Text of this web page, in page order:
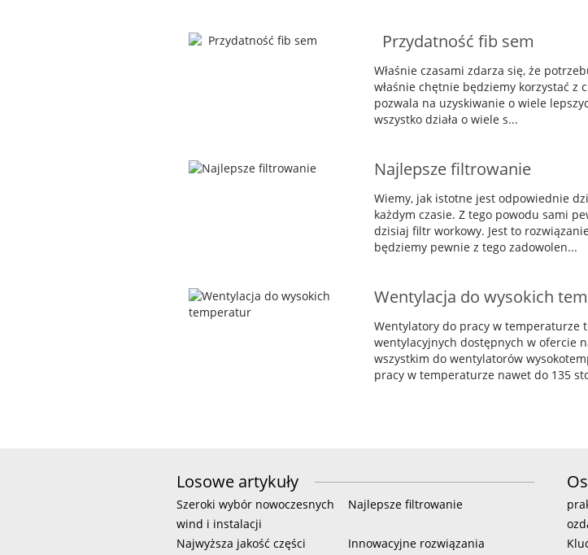
Przydatność fib sem
Właśnie czasami zdarza się, że
właśnie chętnie będziemy korzystać z
pozwala na uzyskiwanie o wiele
wszystko działa o wiele s...
Najlepsze filtrowanie
Wiemy, jak istotne jest odpowiednie
każdym czasie. Z tego powodu sami
dzisiaj filtr workowy. Jest to
będziemy pewnie z tego zadowolen...
Wentylacja do wysokich
Wentylatory do pracy w temperaturze
wentylacyjnych dostępnych w ofercie
wszystkim do wentylatorów
pracy w temperaturze nawet do 135
Losowe artykuły
Szeroki wybór nowoczesnych
wind i instalacji
Najlepsze filtrowanie
Najwyższa jakość części Innowacyjne rozwiązania